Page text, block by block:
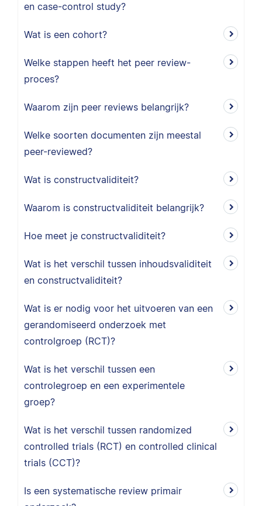
en case-control study?
Wat is een cohort?
Welke stappen heeft het peer review-
proces?
Waarom zijn peer reviews belangrijk?
Welke soorten documenten zijn meestal
peer-reviewed?
Wat is constructvaliditeit?
Waarom is constructvaliditeit belangrijk?
Hoe meet je constructvaliditeit?
Wat is het verschil tussen inhoudsvaliditeit
en constructvaliditeit?
Wat is er nodig voor het uitvoeren van een
gerandomiseerd onderzoek met
controlgroep (RCT)?
Wat is het verschil tussen een
controlegroep en een experimentele
groep?
Wat is het verschil tussen randomized
controlled trials (RCT) en controlled clinical
trials (CCT)?
Is een systematische review primair